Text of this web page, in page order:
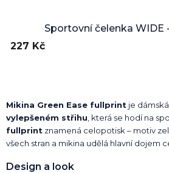
Sportovní čelenka WIDE
227 Kč
Mikina Green Ease fullprint je
vylepšeném střihu , která se hodí na
fullprint znamená celopotisk – motiv
všech stran a mikina udělá hlavní dojem
Design a look